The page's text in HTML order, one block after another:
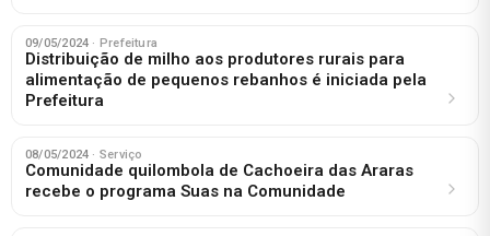
09/05/2024 · Prefeitura
Distribuição de milho aos produtores rurais para
alimentação de pequenos rebanhos é iniciada pela
Prefeitura
08/05/2024 · Serviço
Comunidade quilombola de Cachoeira das Araras
recebe o programa Suas na Comunidade